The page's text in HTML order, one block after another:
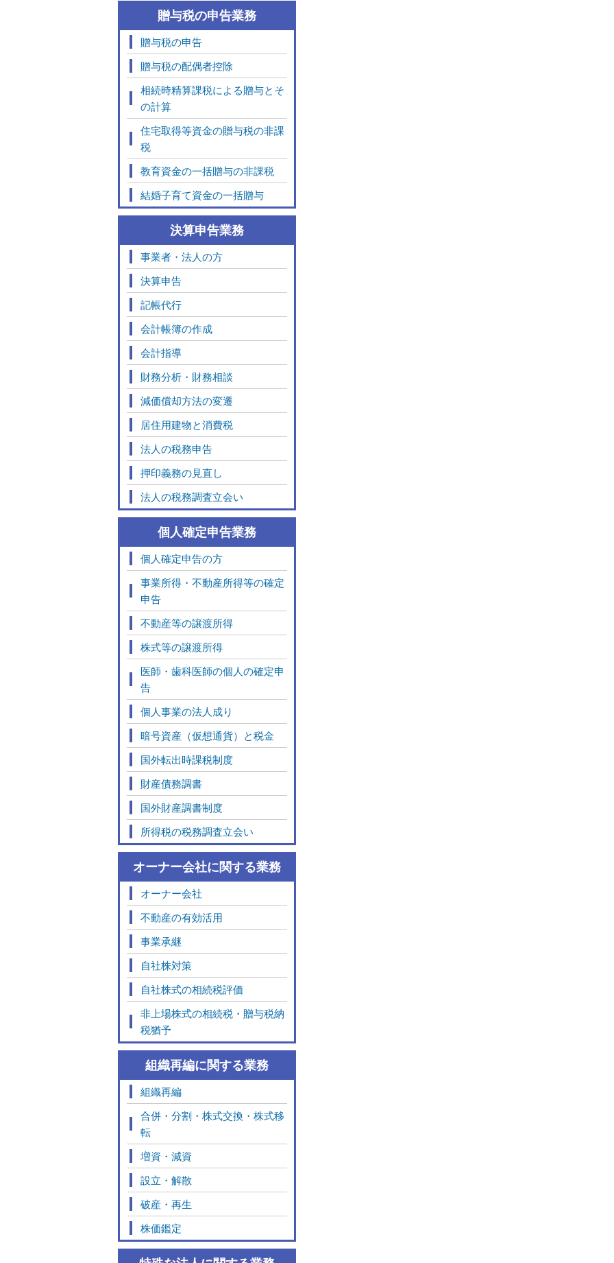
贈与税の申告業務
贈与税の申告
贈与税の配偶者控除
相続時精算課税による贈与とそ
の計算
住宅取得等資金の贈与税の非課
税
教育資金の一括贈与の非課税
結婚子育て資金の一括贈与
決算申告業務
事業者・法人の方
決算申告
記帳代行
会計帳簿の作成
会計指導
財務分析・財務相談
減価償却方法の変遷
居住用建物と消費税
法人の税務申告
押印義務の見直し
法人の税務調査立会い
個人確定申告業務
個人確定申告の方
事業所得・不動産所得等の確定
申告
不動産等の譲渡所得
株式等の譲渡所得
医師・歯科医師の個人の確定申
告
個人事業の法人成り
暗号資産（仮想通貨）と税金
国外転出時課税制度
財産債務調書
国外財産調書制度
所得税の税務調査立会い
オーナー会社に関する業務
オーナー会社
不動産の有効活用
事業承継
自社株対策
自社株式の相続税評価
非上場株式の相続税・贈与税納
税猶予
組織再編に関する業務
組織再編
合併・分割・株式交換・株式移
転
増資・減資
設立・解散
破産・再生
株価鑑定